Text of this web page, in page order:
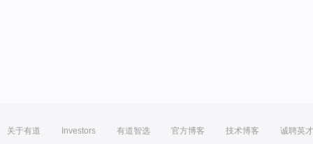
关于有道 Investors 有道智选 官方博客 技术博客 诚聘英才